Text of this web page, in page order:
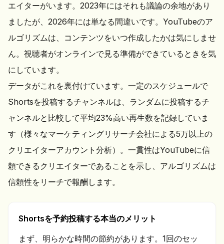
エイターがいます。2023年にはそれも議論の余地があり
ましたが、2026年には単なる間違いです。YouTubeのア
ルゴリズムは、コンテンツをいつ作成したかは気にしませ
ん。視聴者がオンラインで見る準備ができているときを気
にしています。
データがこれを裏付けています。一定のスケジュールで
Shortsを投稿するチャンネルは、ランダムに投稿するチ
ャンネルと比較して平均23%高い再生数を記録していま
す（様々なマーケティングリサーチ会社による5万以上の
クリエイターアカウント分析）。一貫性はYouTubeに信
頼できるクリエイターであることを示し、アルゴリズムは
信頼性をリーチで報酬します。
Shortsを予約投稿する本当のメリット
まず、明らかな時間の節約があります。1回のセッ